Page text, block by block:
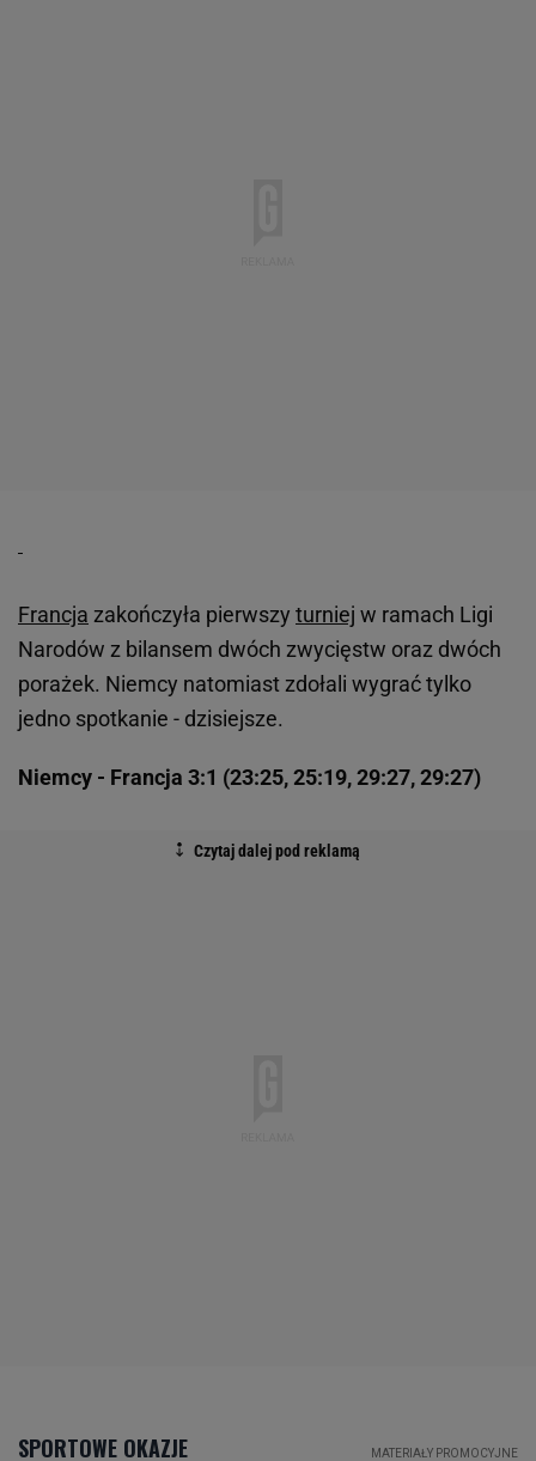
Francja zakończyła pierwszy turniej w ramach Ligi
Narodów z bilansem dwóch zwycięstw oraz dwóch
porażek. Niemcy natomiast zdołali wygrać tylko
jedno spotkanie - dzisiejsze.
Niemcy - Francja 3:1 (23:25, 25:19, 29:27, 29:27)